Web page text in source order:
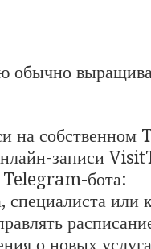
обычно
на собственном
записи
Telegram-бота:
специалиста или
о новых